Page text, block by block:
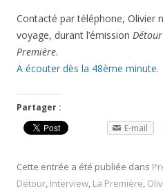
Contacté par téléphone, Olivier
voyage, durant l’émission Détour
Première.
A écouter dès la 48ème minute.
Partager :
E-mail
Cette entrée a été publiée dans
Détour, Interview, La Première,